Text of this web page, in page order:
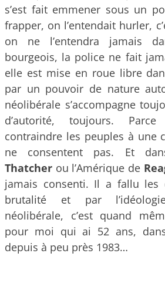
s’est fait emmener sous un
frapper, on l’entendait hurler,
on ne l’entendra jamais
bourgeois, la police ne fait
elle est mise en roue libre
par un pouvoir de nature
néolibérale s’accompagne
d’autorité, toujours.
contraindre les peuples à une
ne consentent pas. Et
Thatcher ou l’Amérique de
jamais consenti. Il a fallu les
brutalité et par
néolibérale, c’est quand
pour moi qui ai 52 ans,
depuis à peu près 1983…